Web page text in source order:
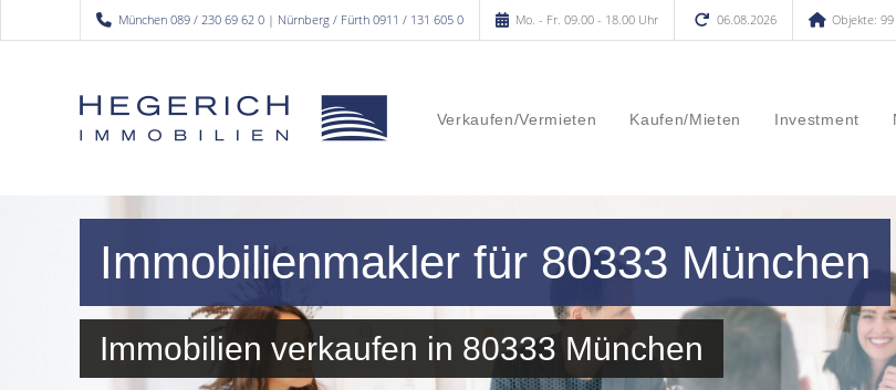
München 089 / 230 69 62 0 | Nürnberg / Fürth 0911 / 131 605 0 Mo. - Fr. 09.00 - 18.00 Uhr 06.08.2026 Objekte: 99
Verkaufen/Vermieten Kaufen/Mieten Investment
Immobilienmakler für 80333 München
Immobilien verkaufen in 80333 München